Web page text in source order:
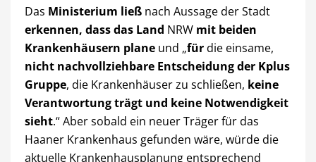
Das Ministerium ließ nach Aussage der Stadt
erkennen, dass das Land NRW mit beiden
Krankenhäusern plane und „fürdie einsame,
nicht nachvollziehbare Entscheidungder Kplus
Gruppe, die Krankenhäuser zu schließen, keine
Verantwortung trägt und keine Notwendigkeit
sieht.“ Aber sobald ein neuer Träger für das
Haaner Krankenhaus gefunden wäre, würde die
aktuelle Krankenhausplanung entsprechend